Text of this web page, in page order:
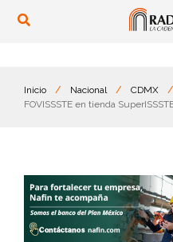
Inicio / Nacional / CDMX /
FOVISSSTE en tienda